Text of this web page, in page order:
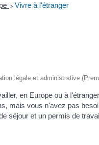
> Vivre à l'étranger
légale et administrative
en Europe ou à
mais vous n'avez pas
séjour et un permis de